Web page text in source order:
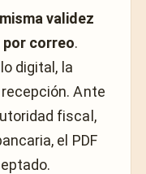
misma validez
por correo.
digital, la
Ante
fiscal,
el PDF